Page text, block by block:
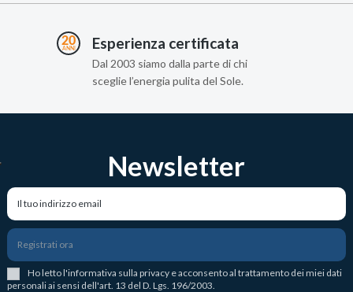
Esperienza certificata
Dal 2003 siamo dalla parte di chi
sceglie l’energia pulita del Sole.
Newsletter
Registrati ora
Ho letto l'informativa sulla privacy e acconsento al trattamento dei miei dati
personali ai sensi dell'art. 13 del D. Lgs. 196/2003.